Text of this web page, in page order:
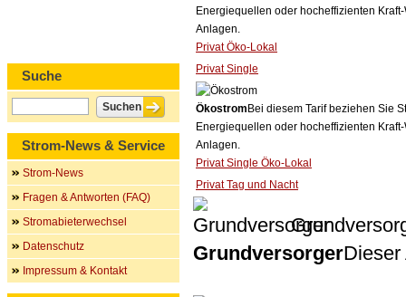
Energiequellen oder hocheffizienten
Anlagen.
Privat Öko-Lokal
Privat Single
Ökostrom Bei diesem Tarif beziehen Sie
Energiequellen oder hocheffizienten
Anlagen.
Privat Single Öko-Lokal
Privat Tag und Nacht
GrundversorgerDieser
Suche
Strom-News & Service
Strom-News
Fragen & Antworten (FAQ)
Stromabieterwechsel
Datenschutz
Impressum & Kontakt